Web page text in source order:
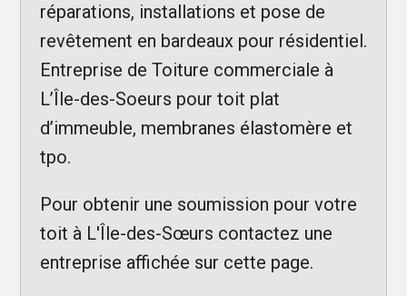
réparations, installations et pose de
revêtement en bardeaux pour résidentiel.
Entreprise de Toiture commerciale à
L’Île-des-Soeurs pour toit plat
d’immeuble, membranes élastomère et
tpo.
Pour obtenir une soumission pour votre
toit à L'Île-des-Sœurs contactez une
entreprise affichée sur cette page.